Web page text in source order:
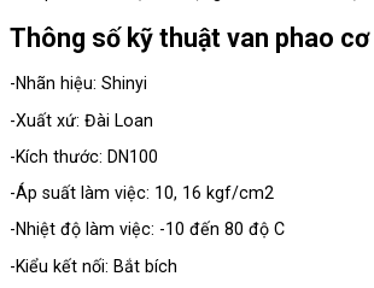
Thông số kỹ thuật van phao cơ
-Nhãn hiệu: Shinyi
-Xuất xứ: Đài Loan
-Kích thước: DN100
-Áp suất làm việc: 10, 16 kgf/cm2
-Nhiệt độ làm việc: -10 đến 80 độ C
-Kiểu kết nối: Bắt bích